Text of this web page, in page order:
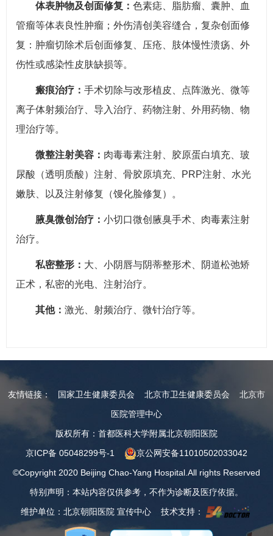
体表肿物及创面修复： 色素痣、脂肪瘤、囊肿、血
管瘤等体表良性肿瘤；外伤清创美容缝合，复杂创面修
复：肿瘤切除术后创面修复、压疮、肢体慢性溃疡、外
伤性或感染性皮肤缺损等。
瘢痕治疗： 手术切除与改形植皮、点阵激光、微等
离子体射频治疗、导入治疗、药物注射、外用药物、物
理治疗等。
微整注射美容： 肉毒毒素注射、胶原蛋白填充、玻
尿酸（透明质酸）注射、骨胶原填充、PRP注射、水光
嫩肤、以及注射修复（馒化脸修复）。
腋臭微创治疗： 小切口微创腋臭手术、肉毒素注射
治疗。
私密整形： 大、小阴唇与阴蒂整形术、阴道松弛矫
正术，私密的光电、注射治疗。
其他： 激光、射频治疗、微针治疗等。
友情链接： 国家卫生健康委员会 北京市卫生健康委员会
北京市
医院管理中心
版权所有：首都医科大学附属北京朝阳医院
京ICP备 05048299号-1
京公网安备11010502033042
©Copyright 2020 Beijing Chao-Yang Hospital.All rights Reserved
特别声明：本站内容仅供参考，不作为诊断及医疗依据。
维护单位：北京朝阳医院 宣传中心 技术支持：